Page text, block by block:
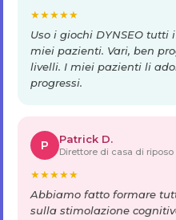
★★★★★
Uso i giochi DYNSEO
miei pazienti. Vari, ben
livelli. I miei pazienti li
progressi.
P Patrick D.
Direttore di casa di riposo
★★★★★
Abbiamo fatto formare
sulla stimolazione